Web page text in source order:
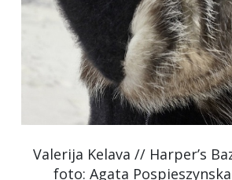
Valerija Kelava // Harper’s
foto: Agata